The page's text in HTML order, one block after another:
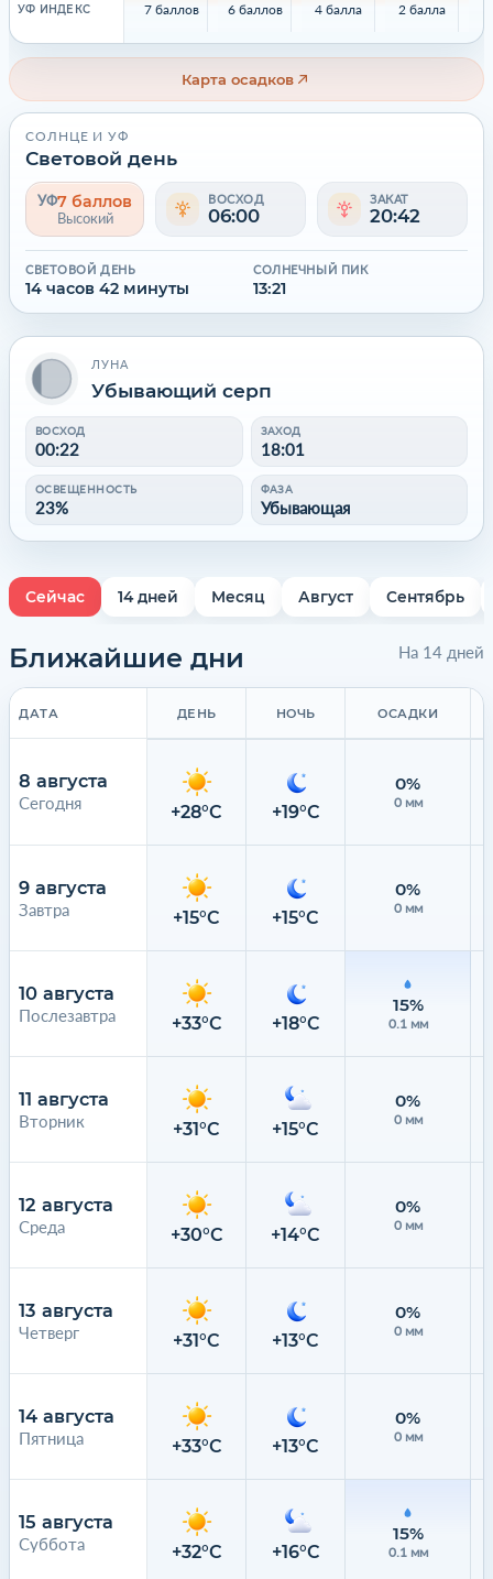
УФ ИНДЕКС 7 баллов 6 баллов 4 балла 2 балла
Карта осадков
СОЛНЦЕ И УФ
Световой день
УФ7 баллов
Высокий
ВОСХОД
06:00
ЗАКАТ
20:42
СВЕТОВОЙ ДЕНЬ
14 часов 42 минуты
СОЛНЕЧНЫЙ ПИК
13:21
ЛУНА
Убывающий серп
ВОСХОД
00:22
ЗАХОД
18:01
ОСВЕЩЕННОСТЬ
23%
ФАЗА
Убывающая
Сейчас 14 дней Месяц Август Сентябрь
Ближайшие дни На 14 дней
ДАТА
8 августа
Сегодня
9 августа
Завтра
10 августа
Послезавтра
11 августа
Вторник
12 августа
Среда
13 августа
Четверг
14 августа
Пятница
15 августа
Суббота
ДЕНЬ НОЧЬ ОСАДКИ
+28°C +19°C
0%
0 мм
+15°C +15°C
0%
0 мм
+33°C +18°C
15%
0.1 мм
+31°C +15°C
0%
0 мм
+30°C +14°C
0%
0 мм
+31°C +13°C
0%
0 мм
+33°C +13°C
0%
0 мм
+32°C +16°C
15%
0.1 мм